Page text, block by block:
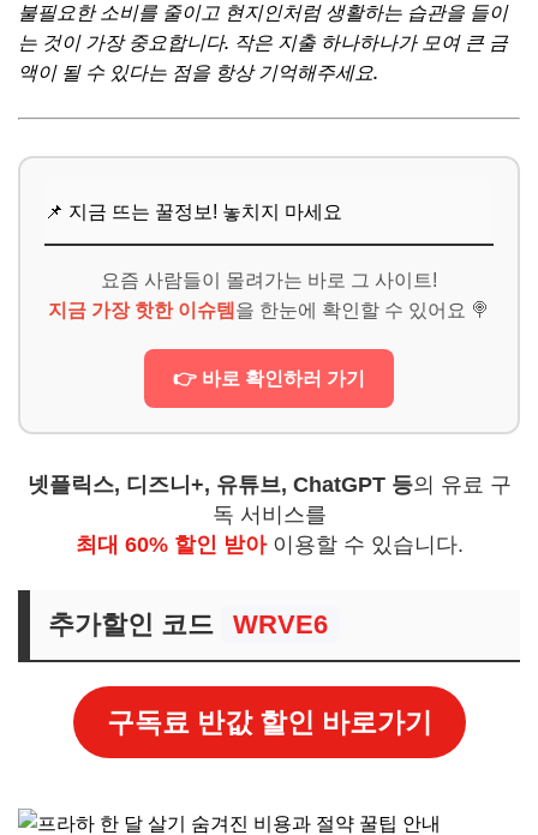
불필요한 소비를 줄이고 현지인처럼 생활하는 습관을 들이
는 것이 가장 중요합니다. 작은 지출 하나하나가 모여 큰 금
액이 될 수 있다는 점을 항상 기억해주세요.
📌 지금 뜨는 꿀정보! 놓치지 마세요
요즘 사람들이 몰려가는 바로 그 사이트!
지금 가장 핫한 이슈템 을 한눈에 확인할 수 있어요 🍭
👉 바로 확인하러 가기
넷플릭스, 디즈니+, 유튜브, ChatGPT 등의 유료 구
독 서비스를
최대 60% 할인 받아이용할 수 있습니다.
추가할인 코드 WRVE6
구독료 반값 할인 바로가기